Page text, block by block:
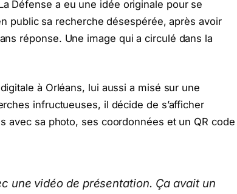
Défense a eu une idée originale pour se
public sa recherche désespérée, après avoir
réponse. Une image qui a circulé dans la
à Orléans, lui aussi a misé sur une
infructueuses, il décide de s’afficher
avec sa photo, ses coordonnées et un QR code
une vidéo de présentation. Ça avait un